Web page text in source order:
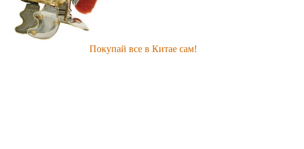
Покупай все в Китае сам!